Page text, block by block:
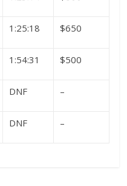
1:25:18 $650
1:54:31 $500
DNF –
DNF –